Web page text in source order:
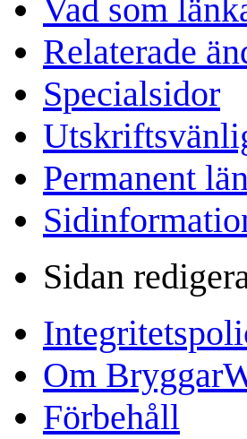
Vad som
Relaterade
Specialsidor
Permanent
Sidan
Om
Förbehåll